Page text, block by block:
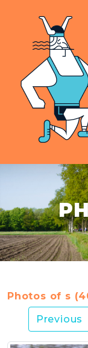
Photos of s
Previous